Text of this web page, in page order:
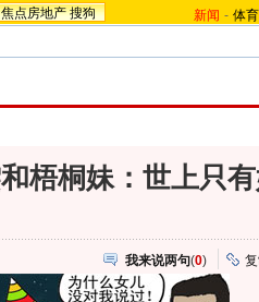
焦点房地产 搜狗 新闻 - 体育
梧桐妹：世上只
我来说两句(0)